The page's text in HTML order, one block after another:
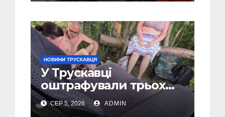
НОВИНИ ТРУСКАВЦЯ
У Трускавці
оштрафували трьох
відпочивальників за
російську музику
СЕР 5, 2026 ADMIN